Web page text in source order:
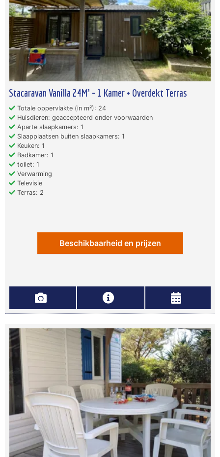
Stacaravan Vanilla 24M² - 1 Kamer + Overdekt Terras
Totale oppervlakte (in m²): 24
Huisdieren: geaccepteerd onder voorwaarden
Aparte slaapkamers: 1
Slaapplaatsen buiten slaapkamers: 1
Keuken: 1
Badkamer: 1
toilet: 1
Verwarming
Televisie
Terras: 2
Beschikbaarheid en prijzen